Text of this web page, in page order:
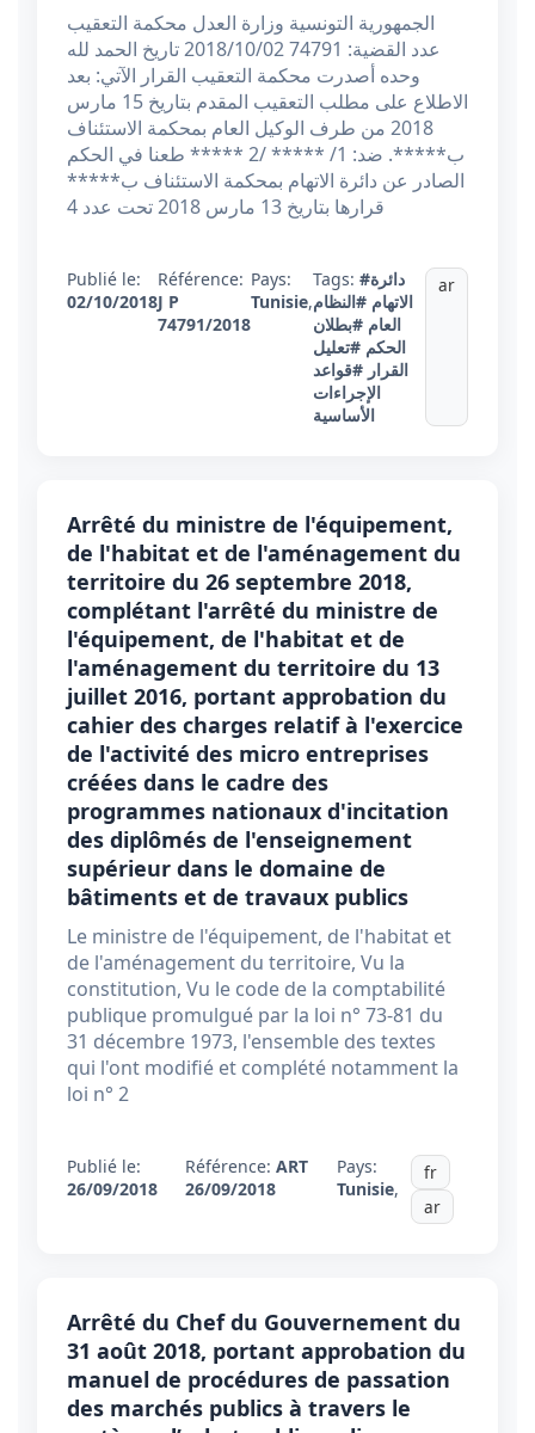
الجمهورية التونسية وزارة العدل محكمة التعقيب
عدد القضية: 74791 2018/10/02 تاريخ الحمد لله
وحده أصدرت محكمة التعقيب القرار الآتي: بعد
الاطلاع على مطلب التعقيب المقدم بتاريخ 15 مارس
2018 من طرف الوكيل العام بمحكمة الاستئناف
ب*****. ضد: 1/ ***** /2 ***** طعنا في الحكم
الصادر عن دائرة الاتهام بمحكمة الاستئناف ب*****
قرارها بتاريخ 13 مارس 2018 تحت عدد 4
Publié le:
02/10/2018
Référence:
J P
74791/2018
Pays:
Tunisie,
Tags: #دائرة
الاتهام #النظام
العام #بطلان
الحكم #تعليل
القرار #قواعد
الإجراءات
الأساسية
ar
Arrêté du ministre de l'équipement,
de l'habitat et de l'aménagement du
territoire du 26 septembre 2018,
complétant l'arrêté du ministre de
l'équipement, de l'habitat et de
l'aménagement du territoire du 13
juillet 2016, portant approbation du
cahier des charges relatif à l'exercice
de l'activité des micro entreprises
créées dans le cadre des
programmes nationaux d'incitation
des diplômés de l'enseignement
supérieur dans le domaine de
bâtiments et de travaux publics
Le ministre de l'équipement, de l'habitat et
de l'aménagement du territoire, Vu la
constitution, Vu le code de la comptabilité
publique promulgué par la loi n° 73-81 du
31 décembre 1973, l'ensemble des textes
qui l'ont modifié et complété notamment la
loi n° 2
Publié le:
26/09/2018
Référence: ART
26/09/2018
Pays:
Tunisie,
fr
ar
Arrêté du Chef du Gouvernement du
31 août 2018, portant approbation du
manuel de procédures de passation
des marchés publics à travers le